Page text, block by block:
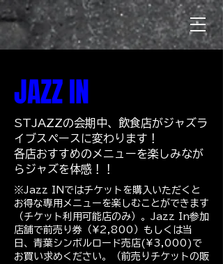
JAZZ IN
STJAZZの会期中、飲食店がジャズラ
イブスペースに変わります！
各店おすすめのメニューを楽しみなが
らジャズを体感！！
​※Jazz INではチケットを購入いただくと
お得な専用メニューを楽しむことができます
（チケット利用可能店のみ）。Jazz In参加
店舗で前売り券（¥2,800）もしくは当
日、青葉シンボルロード売店(¥3,000)で
お買い求めください。（前売りチケットの販